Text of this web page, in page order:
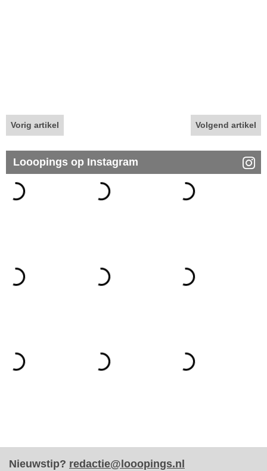
Vorig artikel Volgend artikel
Looopings op Instagram
Nieuwstip? redactie@looopings.nl